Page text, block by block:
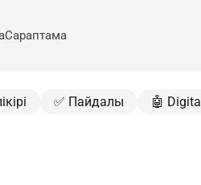
Сараптама
✅ Пайдалы 🤖 Digital